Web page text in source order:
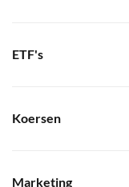
ETF's
Koersen
Marketing